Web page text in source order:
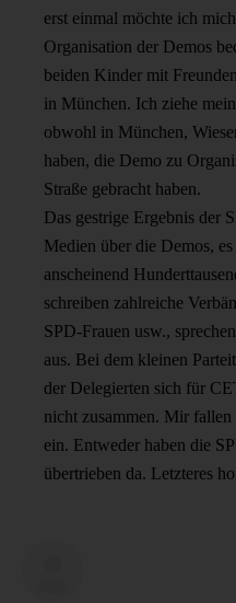
erst einmal möchte ich
Organisation der Demos
beiden Kinder mit
in München. Ich ziehe
obwohl in München,
haben, die Demo zu
Straße gebracht haben.
Das gestrige Ergebnis der
Medien über die Demos,
anscheinend
schreiben zahlreiche
SPD-Frauen usw.,
aus. Bei dem kleinen
der Delegierten sich für
nicht zusammen. Mir
ein. Entweder haben die
übertrieben da. Letzteres